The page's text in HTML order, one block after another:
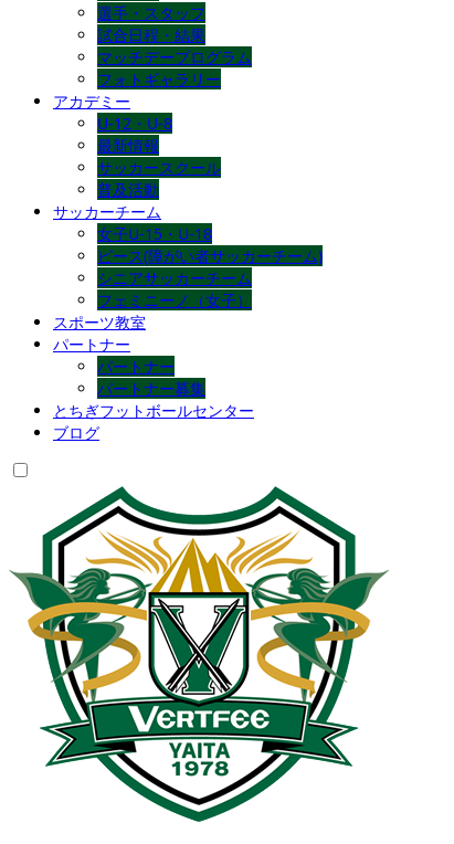
選手・スタッフ
試合日程・結果
マッチデープログラム
フォトギャラリー
アカデミー
U-12・U-8
最新情報
サッカースクール
普及活動
サッカーチーム
女子U-15・U-18
ピース(障がい者サッカーチーム)
シニアサッカーチーム
フェミニーノ（女子）
スポーツ教室
パートナー
パートナー
パートナー募集
とちぎフットボールセンター
ブログ